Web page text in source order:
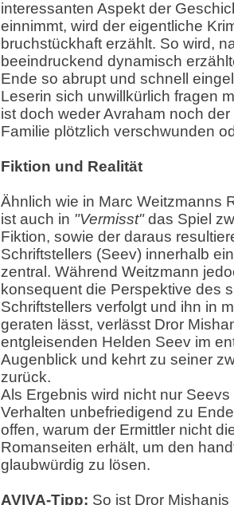
interessanten Aspekt der
einnimmt, wird der eigentliche
bruchstückhaft erzählt. So wird,
beeindruckend dynamisch
Ende so abrupt und schnell
Leserin sich unwillkürlich fragen
ist doch weder Avraham noch
Familie plötzlich verschwunden
Fiktion und Realität
Ähnlich wie in Marc Weitzmanns
ist auch in "Vermisst"das Spiel
Fiktion, sowie der daraus
Schriftstellers (Seev) innerhalb
zentral. Während Weitzmann
konsequent die Perspektive des
Schriftstellers verfolgt und ihn in
geraten lässt, verlässt Dror
entgleisenden Helden Seev im
Augenblick und kehrt zu seiner
zurück.
Als Ergebnis wird nicht nur
Verhalten unbefriedigend zu
offen, warum der Ermittler nicht
Romanseiten erhält, um den
glaubwürdig zu lösen.
AVIVA-Tipp: So ist Dror